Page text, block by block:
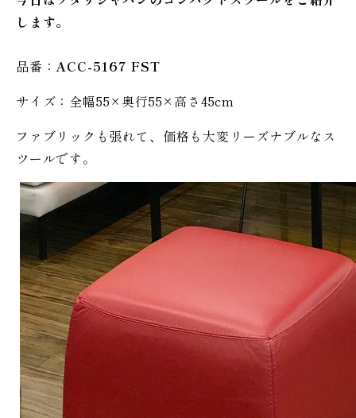
します。
品番：ACC-5167 FST
サイズ：全幅55×奥行55×高さ45cm
ファブリックも張れて、価格も大変リーズナブルなス
ツールです。